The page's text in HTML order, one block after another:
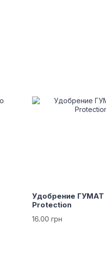
Удобрение ГУМАТ
Protection
16.00 грн